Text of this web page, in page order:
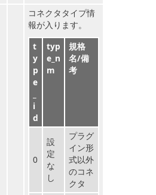
コネクタタイプ情
報が入ります。
t
y
p
e
i
d
typ
e_n
m
規格
名/備
考
0
設
定
な
し
プラグ
イン形
式以外
のコネ
クタ